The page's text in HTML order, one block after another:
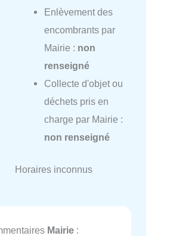
Enlèvement des
encombrants par
Mairie : non
renseigné
Collecte d'objet ou
déchets pris en
charge par Mairie :
non renseigné
Horaires inconnus
Mairie :